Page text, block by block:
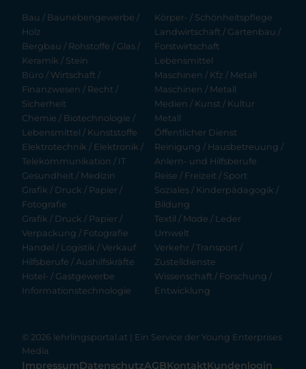
Bau / Baunebengewerbe /
Holz
Bergbau / Rohstoffe / Glas /
Keramik / Stein
Büro / Wirtschaft /
Finanzwesen / Recht /
Sicherheit
Chemie / Biotechnologie /
Lebensmittel / Kunststoffe
Elektrotechnik / Elektronik /
Telekommunikation / IT
Gesundheit / Medizin
Grafik / Druck / Papier /
Fotografie
Grafik / Druck / Papier /
Verpackung / Fotografie
Handel / Logistik / Verkauf
Hilfsberufe / Aushilfskräfte
Hotel- / Gastgewerbe
Informationstechnologie
Körper- / Schönheitspflege
Landwirtschaft / Gartenbau /
Forstwirtschaft
Lebensmittel
Maschinen / Kfz / Metall
Maschinen / Metall
Medien / Kunst / Kultur
Metall
Öffentlicher Dienst
Reinigung / Hausbetreuung /
Anlern- und Hilfsberufe
Reise / Freizeit / Sport
Soziales / Kinderpädagogik /
Bildung
Textil / Mode / Leder
Umwelt
Verkehr / Transport /
Zustelldienste
Wissenschaft / Forschung /
Entwicklung
© 2026 lehrlingsportal.at | Ein Service der Young Enterprises
Media
ImpressumDatenschutzAGBKontaktKundenlogin